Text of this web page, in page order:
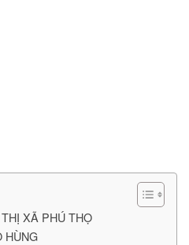
XÃ PHÚ THỌ
HÙNG